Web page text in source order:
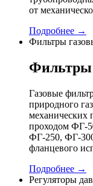
от
Подробнее →
Фильтры
Фильтры
Газовые
природного
механических
проходом ФГ-
ФГ-250, ФГ-
фланцевого
Подробнее →
Регуляторы